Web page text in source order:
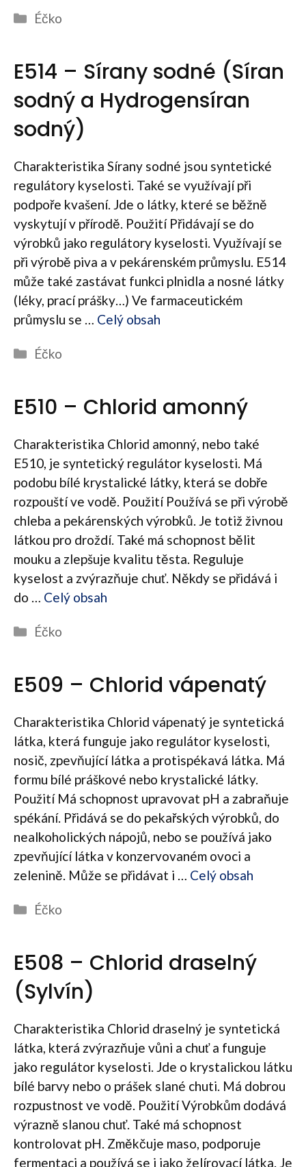
Rubriky
Éčko
E514 – Sírany sodné (Síran
sodný a Hydrogensíran
sodný)
Charakteristika Sírany sodné jsou syntetické
regulátory kyselosti. Také se využívají při
podpoře kvašení. Jde o látky, které se běžně
vyskytují v přírodě. Použití Přidávají se do
výrobků jako regulátory kyselosti. Využívají se
při výrobě piva a v pekárenském průmyslu. E514
může také zastávat funkci plnidla a nosné látky
(léky, prací prášky…) Ve farmaceutickém
průmyslu se … Celý obsah
Rubriky
Éčko
E510 – Chlorid amonný
Charakteristika Chlorid amonný, nebo také
E510, je syntetický regulátor kyselosti. Má
podobu bílé krystalické látky, která se dobře
rozpouští ve vodě. Použití Používá se při výrobě
chleba a pekárenských výrobků. Je totiž živnou
látkou pro droždí. Také má schopnost bělit
mouku a zlepšuje kvalitu těsta. Reguluje
kyselost a zvýrazňuje chuť. Někdy se přidává i
do … Celý obsah
Rubriky
Éčko
E509 – Chlorid vápenatý
Charakteristika Chlorid vápenatý je syntetická
látka, která funguje jako regulátor kyselosti,
nosič, zpevňující látka a protispékavá látka. Má
formu bílé práškové nebo krystalické látky.
Použití Má schopnost upravovat pH a zabraňuje
spékání. Přidává se do pekařských výrobků, do
nealkoholických nápojů, nebo se používá jako
zpevňující látka v konzervovaném ovoci a
zelenině. Může se přidávat i … Celý obsah
Rubriky
Éčko
E508 – Chlorid draselný
(Sylvín)
Charakteristika Chlorid draselný je syntetická
látka, která zvýrazňuje vůni a chuť a funguje
jako regulátor kyselosti. Jde o krystalickou látku
bílé barvy nebo o prášek slané chuti. Má dobrou
rozpustnost ve vodě. Použití Výrobkům dodává
výrazně slanou chuť. Také má schopnost
kontrolovat pH. Změkčuje maso, podporuje
fermentaci a používá se i jako želírovací látka. Je